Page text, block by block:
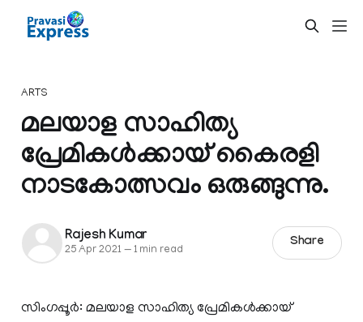
ARTS
മലയാള സാഹിത്യ
പ്രേമികള്‍ക്കായ്‌ കൈരളി
നാടകോത്സവം ഒരുങ്ങുന്നു.
Rajesh Kumar
25 Apr 2021 —1 min read
Share
സിംഗപ്പൂര്‍: മലയാള സാഹിത്യ പ്രേമികള്‍ക്കായ്